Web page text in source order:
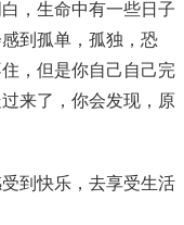
，生命中有一些日子
到孤单，孤独，恐
，但是你自己自己完
来了，你会发现，原
到快乐，去享受生活